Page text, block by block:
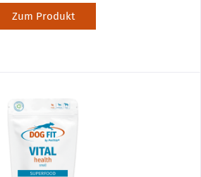
Zum Produkt